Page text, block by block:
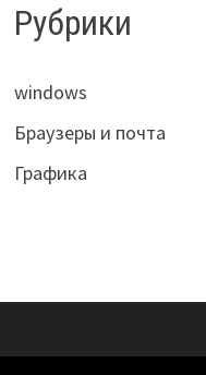
Рубрики
windows
Браузеры и почта
Графика